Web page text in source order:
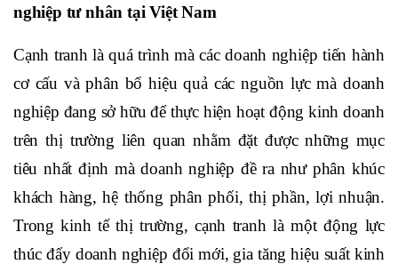
nghiệp tư nhân tại Việt Nam
Cạnh tranh là quá trình mà các doanh nghiệp tiến hành
cơ cấu và phân bổ hiệu quả các nguồn lực mà doanh
nghiệp đang sở hữu để thực hiện hoạt động kinh doanh
trên thị trường liên quan nhằm đặt được những mục
tiêu nhất định mà doanh nghiệp đề ra như phân khúc
khách hàng, hệ thống phân phối, thị phần, lợi nhuận.
Trong kinh tế thị trường, cạnh tranh là một động lực
thúc đẩy doanh nghiệp đổi mới, gia tăng hiệu suất kinh